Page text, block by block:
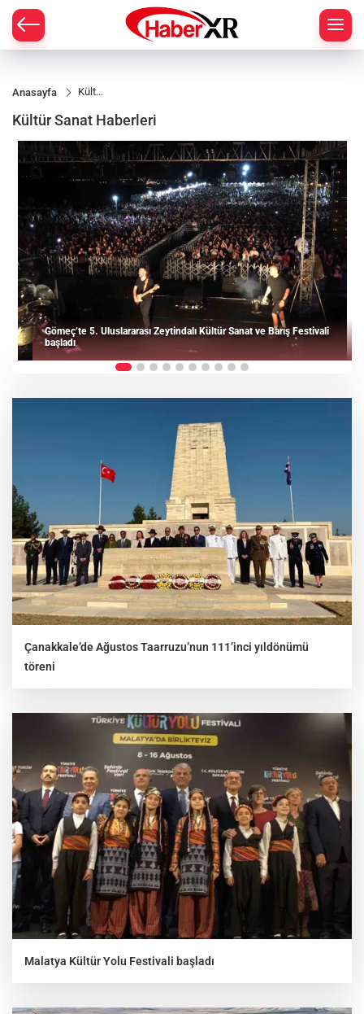
Anasayfa
Kültür
Kültür Sanat Haberleri
Gömeç’te 5. Uluslararası Zeytindalı Kültür Sanat ve Barış Festivali
başladı
Çanakkale’de Ağustos Taarruzu’nun 111’inci yıldönümü
töreni
Malatya Kültür Yolu Festivali başladı